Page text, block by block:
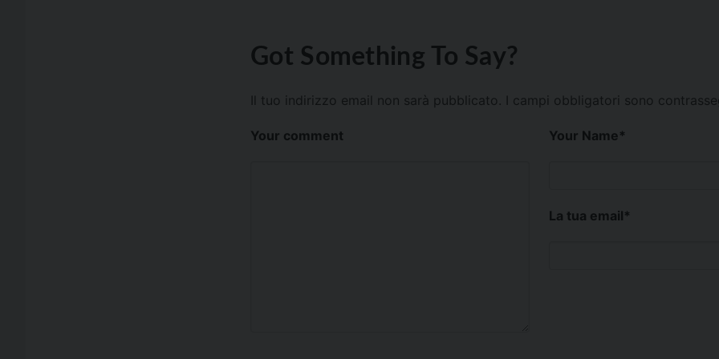
Got Something To Say?
Il tuo indirizzo email non sarà pubblicato. I campi obbligatori sono
Your comment Your Name*
La tua email*